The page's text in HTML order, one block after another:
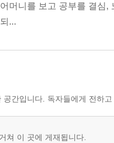
머니를 보고 공부를 결심
...
공간입니다. 독자들에게 전하
쳐 이 곳에 게재됩니다.